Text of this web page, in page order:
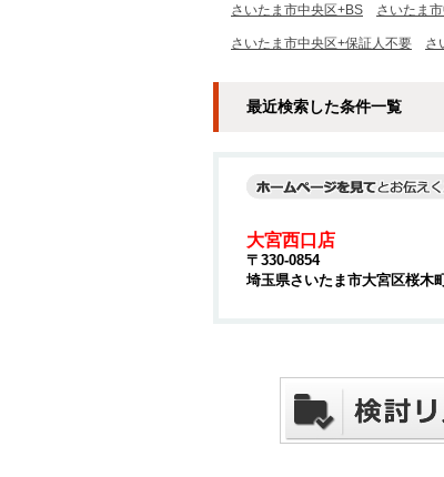
さいたま市中央区+BS さいたま
さいたま市中央区+保証人不要 さ
最近検索した条件一覧
大宮西口店
〒330-0854
埼玉県さいたま市大宮区桜木